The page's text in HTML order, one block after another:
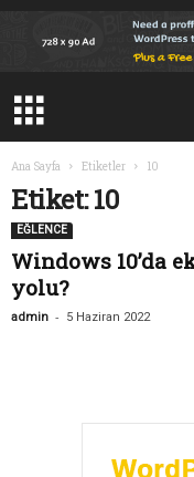
Ana Sayfa Etiketler 10
Etiket: 10
EĞLENCE
Windows 10’da
yolu?
admin - 5 Haziran 2022